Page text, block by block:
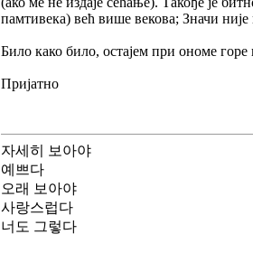
памтивека) већ више векова; Значи
Било како било, остајем при ономе горе
Пријатно
자세히 보아야
예쁘다
오래 보아야
사랑스럽다
너도 그렇다